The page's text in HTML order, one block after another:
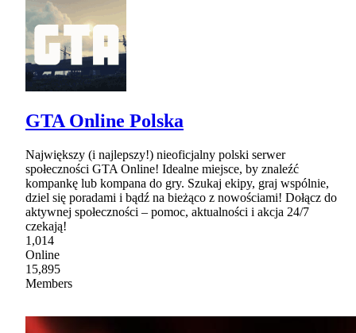
GTA Online Polska
Największy (i najlepszy!) nieoficjalny polski serwer
społeczności GTA Online! Idealne miejsce, by znaleźć
kompankę lub kompana do gry. Szukaj ekipy, graj wspólnie,
dziel się poradami i bądź na bieżąco z nowościami! Dołącz do
aktywnej społeczności – pomoc, aktualności i akcja 24/7
czekają!
1,014
Online
15,895
Members